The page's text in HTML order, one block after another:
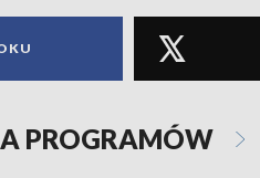
PROGRAMÓW